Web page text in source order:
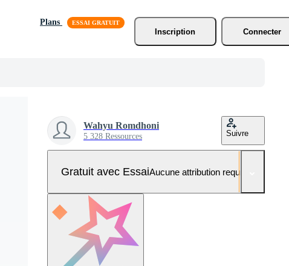
Plans
Inscription
Connecter
Wahyu Romdhoni
5 328 Ressources Suivre
Gratuit avec EssaiAucune attribution requise